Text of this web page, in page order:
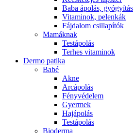
Baba ápolás, gyógyítás
Vitaminok, pelenkák
Fájdalom csillapítók
Mamáknak
Testápolás
Terhes vitaminok
Dermo patika
Babé
Akne
Arcápolás
Fényvédelem
Gyermek
Hajápolás
Testápolás
Bioderma